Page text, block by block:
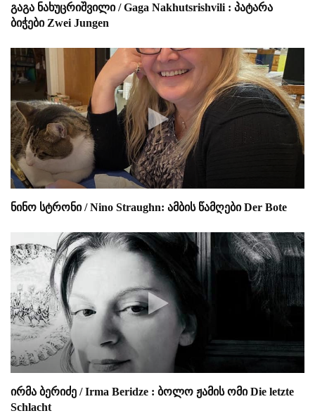
გაგა ნახუცრიშვილი / Gaga Nakhutsrishvili : პატარა
ბიჭები Zwei Jungen
ნინო სტრონი / Nino Straughn: ამბის წამღები Der Bote
ირმა ბერიძე / Irma Beridze : ბოლო ჟამის ომი Die letzte
Schlacht